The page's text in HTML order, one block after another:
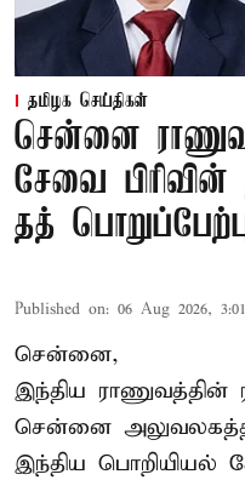
தமிழக செய்திகள்
சென்னை
சேவை
தத்
Published on: 06 Aug 2026,
சென்னை,
இந்திய
சென்னை
இந்திய பொறியியல்